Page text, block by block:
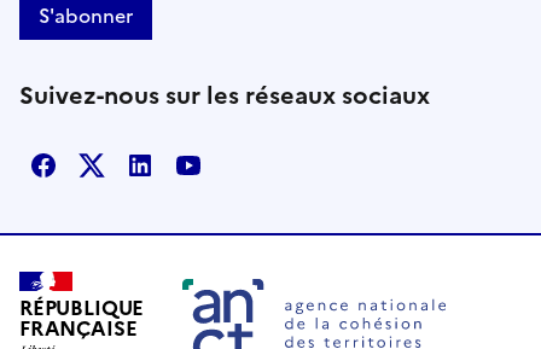
S'abonner
Suivez-nous sur les réseaux sociaux
Facebook
X LinkedinYoutube
RÉPUBLIQUE
FRANÇAISE